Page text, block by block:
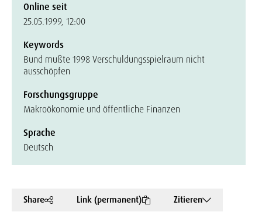
Online seit
25.05.1999, 12:00
Keywords
Bund mußte 1998 Verschuldungsspielraum nicht
ausschöpfen
Forschungsgruppe
Makroökonomie und öffentliche Finanzen
Sprache
Deutsch
Share Link (permanent) Zitieren